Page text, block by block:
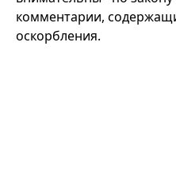
комментарии,
оскорбления.